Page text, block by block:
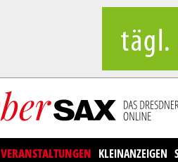
VERANSTALTUNGEN KLEINANZEIGEN